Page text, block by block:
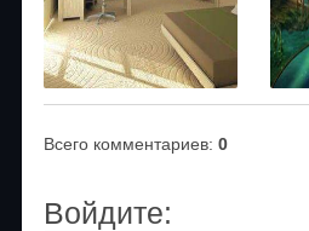
Всего комментариев: 0
Войдите: